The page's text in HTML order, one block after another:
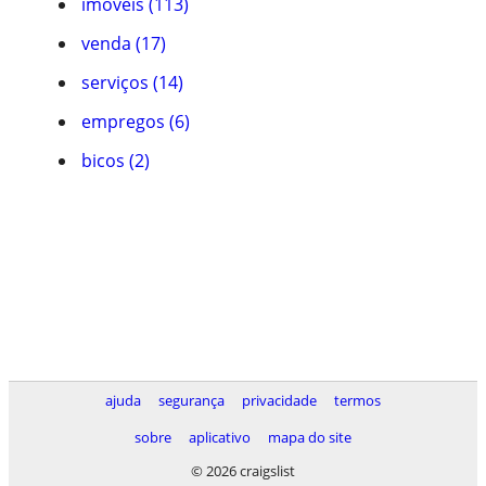
venda (17)
serviços (14)
empregos (6)
bicos (2)
ajuda segurança privacidade
termos
sobre
aplicativo
mapa do site
© 2026 craigslist